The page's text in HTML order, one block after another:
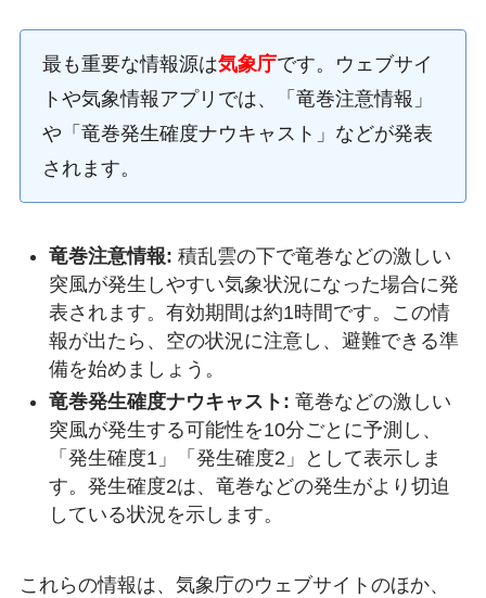
最も重要な情報源は気象庁です。ウェブサイ
トや気象情報アプリでは、「竜巻注意情報」
や「竜巻発生確度ナウキャスト」などが発表
されます。
竜巻注意情報: 積乱雲の下で竜巻などの激しい
突風が発生しやすい気象状況になった場合に発
表されます。有効期間は約1時間です。この情
報が出たら、空の状況に注意し、避難できる準
備を始めましょう。
竜巻発生確度ナウキャスト: 竜巻などの激しい
突風が発生する可能性を10分ごとに予測し、
「発生確度1」「発生確度2」として表示しま
す。発生確度2は、竜巻などの発生がより切迫
している状況を示します。
これらの情報は、気象庁のウェブサイトのほか、